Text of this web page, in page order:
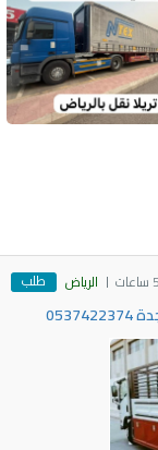
الرياض طلب